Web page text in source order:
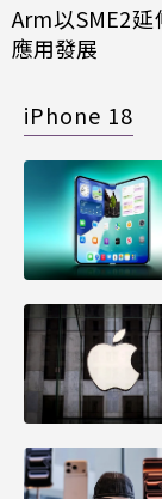
Arm以SME2
應用發展
iPhone 18